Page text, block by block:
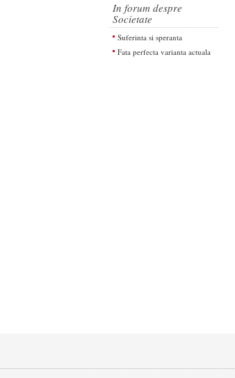
In forum despre
Societate
Suferinta si speranta
Fata perfecta varianta actuala